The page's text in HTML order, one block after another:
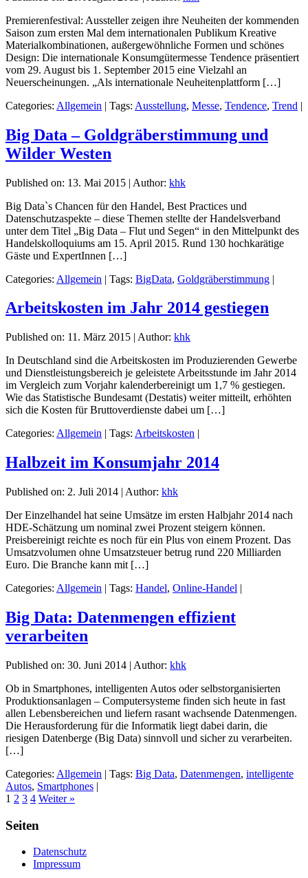
Premierenfestival: Aussteller zeigen ihre Neuheiten der kommenden
Saison zum ersten Mal dem internationalen Publikum Kreative
Materialkombinationen, außergewöhnliche Formen und schönes
Design: Die internationale Konsumgütermesse Tendence präsentiert
vom 29. August bis 1. September 2015 eine Vielzahl an
Neuerscheinungen. „Als internationale Neuheitenplattform […]
Categories: Allgemein | Tags: Ausstellung, Messe, Tendence, Trend |
Big Data – Goldgräberstimmung und
Wilder Westen
Published on: 13. Mai 2015 | Author: khk
Big Data`s Chancen für den Handel, Best Practices und
Datenschutzaspekte – diese Themen stellte der Handelsverband
unter dem Titel „Big Data – Flut und Segen“ in den Mittelpunkt des
Handelskolloquiums am 15. April 2015. Rund 130 hochkarätige
Gäste und ExpertInnen […]
Categories: Allgemein | Tags: BigData, Goldgräberstimmung |
Arbeitskosten im Jahr 2014 gestiegen
Published on: 11. März 2015 | Author: khk
In Deutschland sind die Arbeitskosten im Produzierenden Gewerbe
und Dienstleistungsbereich je geleistete Arbeitsstunde im Jahr 2014
im Vergleich zum Vorjahr kalenderbereinigt um 1,7 % gestiegen.
Wie das Statistische Bundesamt (Destatis) weiter mitteilt, erhöhten
sich die Kosten für Bruttoverdienste dabei um […]
Categories: Allgemein | Tags: Arbeitskosten |
Halbzeit im Konsumjahr 2014
Published on: 2. Juli 2014 | Author: khk
Der Einzelhandel hat seine Umsätze im ersten Halbjahr 2014 nach
HDE-Schätzung um nominal zwei Prozent steigern können.
Preisbereinigt reichte es noch für ein Plus von einem Prozent. Das
Umsatzvolumen ohne Umsatzsteuer betrug rund 220 Milliarden
Euro. Die Branche kann mit […]
Categories: Allgemein | Tags: Handel, Online-Handel |
Big Data: Datenmengen effizient
verarbeiten
Published on: 30. Juni 2014 | Author: khk
Ob in Smartphones, intelligenten Autos oder selbstorganisierten
Produktionsanlagen – Computersysteme finden sich heute in fast
allen Lebensbereichen und liefern rasant wachsende Datenmengen.
Die Herausforderung für die Informatik liegt dabei darin, die
riesigen Datenberge (Big Data) sinnvoll und sicher zu verarbeiten.
[…]
Categories: Allgemein | Tags: Big Data, Datenmengen, intelligente
Autos, Smartphones |
1 2 3 4 Weiter »
Seiten
Datenschutz
Impressum